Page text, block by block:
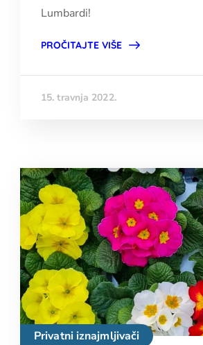
Lumbardi!
PROČITAJTE VIŠE
15. travnja 2022.
Privatni iznajmljivači